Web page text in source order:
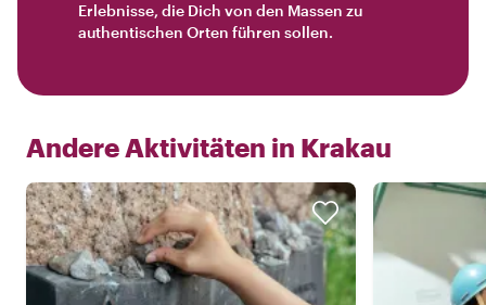
Erlebnisse, die Dich von den Massen zu
authentischen Orten führen sollen.
Andere Aktivitäten in Krakau